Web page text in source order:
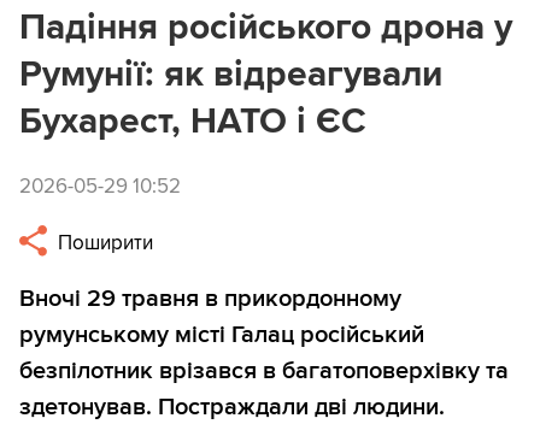
Падіння російського дрона у
Румунії: як відреагували
Бухарест, НАТО і ЄС
2026-05-29 10:52
Поширити
Вночі 29 травня в прикордонному
румунському місті Галац російський
безпілотник врізався в багатоповерхівку та
здетонував. Постраждали дві людини.